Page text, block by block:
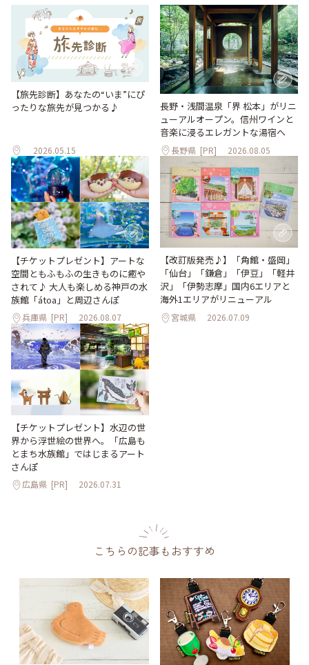
【旅先診断】あなたの“いま”にぴ
ったりな旅先が見つかる♪
2026.05.15
長野・浅間温泉「界 松本」がリニ
ューアルオープン。信州ワインと
音楽に浸るエレガントな湯宿へ
長野県 [PR] 2026.08.05
【チケットプレゼント】アートな
空間ともふもふの生きものに癒や
されて♪ 大人も楽しめる神戸の水
族館「átoa」と周辺さんぽ
兵庫県 [PR] 2026.08.07
【改訂版発売♪】「角館・盛岡」
「仙台」「鎌倉」「伊豆」「軽井
沢」「伊勢志摩」国内6エリアと
海外1エリアがリニューアル
宮城県 2026.07.09
【チケットプレゼント】水辺の世
界から浮世絵の世界へ。「広島も
とまち水族館」ではじまるアート
さんぽ
広島県 [PR] 2026.07.31
こちらの記事もおすすめ